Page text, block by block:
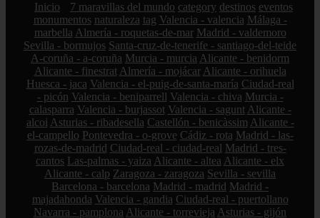
Inicio 7 maravillas del mundo category destinos eventos
monumentos naturaleza tag Valencia - valencia Málaga -
marbella Almería - roquetas-de-mar Madrid - valdemoro
Sevilla - bormujos Santa-cruz-de-tenerife - santiago-del-teide
A-coruña - a-coruña Murcia - murcia Alicante - benidorm
Alicante - finestrat Almería - mojácar Alicante - orihuela
Huesca - jaca Valencia - el-puig-de-santa-maría Ciudad-real
- picón Valencia - beniparrell Valencia - chiva Murcia -
calasparra Valencia - burjassot Valencia - sagunt Alicante -
alcoi Asturias - ribadesella Castellón - benicàssim Alicante -
el-campello Pontevedra - o-grove Cádiz - rota Madrid - las-
rozas-de-madrid Ciudad-real - ciudad-real Madrid - tres-
cantos Las-palmas - yaiza Alicante - altea Alicante - elx
Alicante - calp Zaragoza - zaragoza Sevilla - sevilla
Barcelona - barcelona Madrid - madrid Madrid -
majadahonda Valencia - gandia Ciudad-real - puertollano
Navarra - pamplona Alicante - torrevieja Asturias - gijón